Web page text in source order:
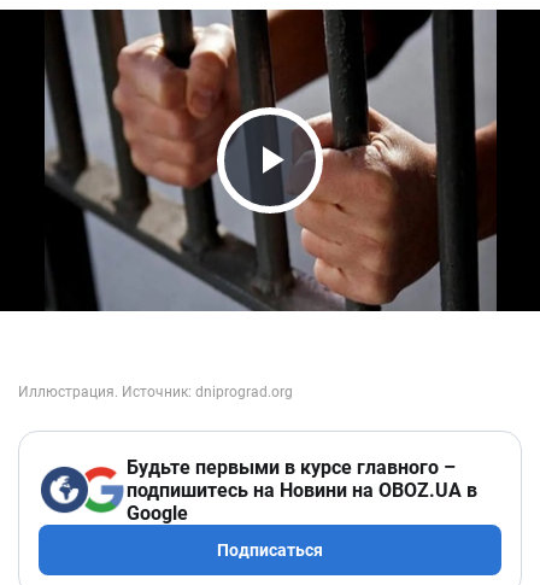
Play Video
Будьте первыми в курсе главного –
подпишитесь на Новини на OBOZ.UA в
Google
Подписаться